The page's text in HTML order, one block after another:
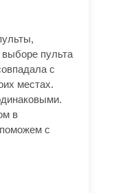
пульта
с
местах.
в
с